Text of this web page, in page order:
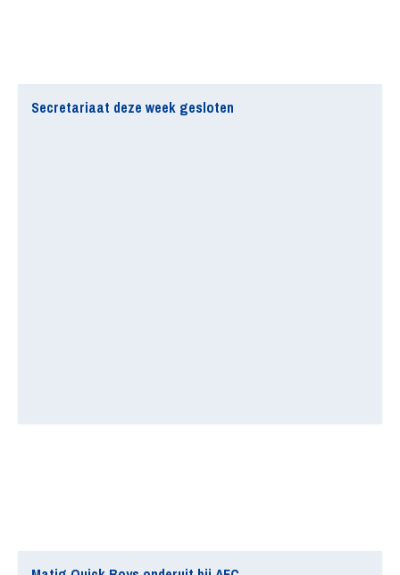
Secretariaat deze week gesloten